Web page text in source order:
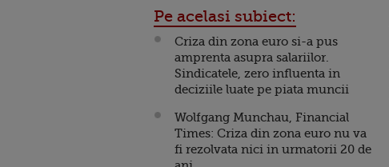
Pe acelasi subiect:
Criza din zona euro si-a pus
amprenta asupra salariilor.
Sindicatele, zero influenta in
deciziile luate pe piata muncii
Wolfgang Munchau, Financial
Times: Criza din zona euro nu va
fi rezolvata nici in urmatorii 20 de